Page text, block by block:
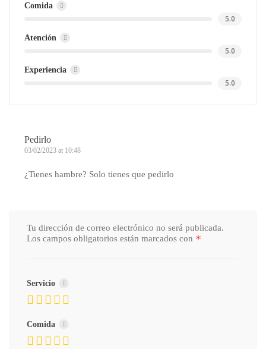
Comida
5.0
Atención
5.0
Experiencia
5.0
Pedirlo
03/02/2023 at 10:48
¿Tienes hambre? Solo tienes que pedirlo
Tu dirección de correo electrónico no será publicada.
Los campos obligatorios están marcados con *
Servicio
Comida